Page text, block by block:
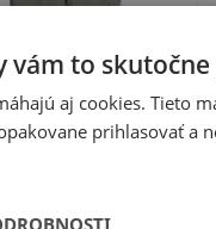
vám to
aj cookies. Tieto
prihlasovať a